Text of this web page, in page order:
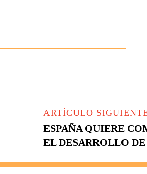
ARTÍCULO
ESPAÑA QUIERE
EL DESARROLLO